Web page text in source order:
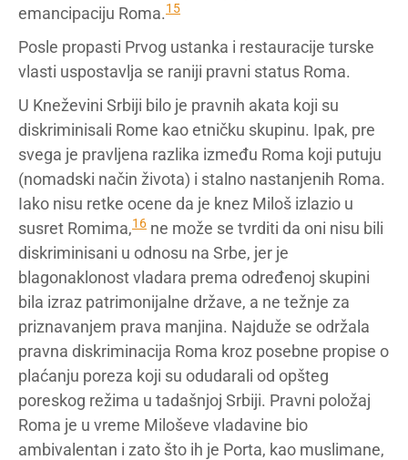
emancipaciju Roma.15
Posle propasti Prvog ustanka i restauracije turske
vlasti uspostavlja se raniji pravni status Roma.
U Kneževini Srbiji bilo je pravnih akata koji su
diskriminisali Rome kao etničku skupinu. Ipak, pre
svega je pravljena razlika između Roma koji putuju
(nomadski način života) i stalno nastanjenih Roma.
Iako nisu retke ocene da je knez Miloš izlazio u
susret Romima,16 ne može se tvrditi da oni nisu bili
diskriminisani u odnosu na Srbe, jer je
blagonaklonost vladara prema određenoj skupini
bila izraz patrimonijalne države, a ne težnje za
priznavanjem prava manjina. Najduže se održala
pravna diskriminacija Roma kroz posebne propise o
plaćanju poreza koji su odudarali od opšteg
poreskog režima u tadašnjoj Srbiji. Pravni položaj
Roma je u vreme Miloševe vladavine bio
ambivalentan i zato što ih je Porta, kao muslimane,